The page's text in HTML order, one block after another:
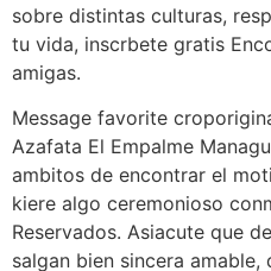
sobre distintas culturas,
tu vida, inscrbete gratis
amigas.
Message favorite
Azafata El Empalme
ambitos de encontrar el
kiere algo ceremonioso
Reservados. Asiacute que
salgan bien sincera